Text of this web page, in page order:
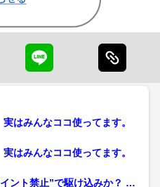
はみんなココ使ってます。
はみんなココ使ってます。
ント禁止”で駆け込みか？ 一